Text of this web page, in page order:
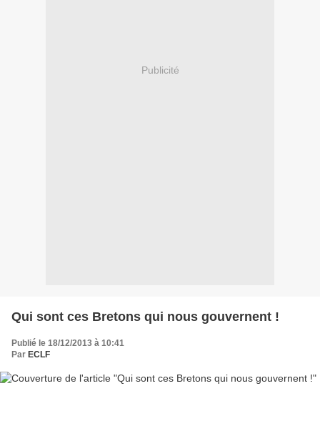
Publicité
Qui sont ces Bretons qui nous gouvernent !
Publié le 18/12/2013 à 10:41
Par ECLF